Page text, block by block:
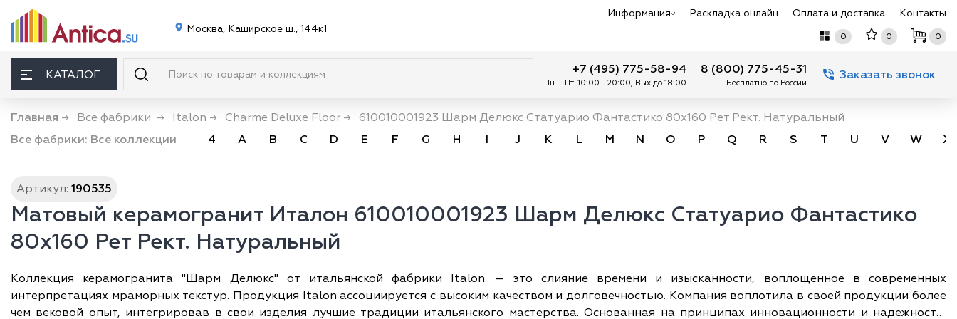
Москва, Каширское ш., 144к1
Информация Раскладка онлайн Оплата и доставка Контакты
0 0 0
КАТАЛОГ +7 (495) 775-58-94
Пн. - Пт. 10:00 - 20:00, Вых до 18:00
8 (800) 775-45-31
Бесплатно по России
Заказать звонок
Главная → Все фабрики → Italon → Charme Deluxe Floor →
610010001923 Шарм Делюкс Статуарио Фантастико 80х160 Рет Рект. Натуральный
Все фабрики: Все коллекции 4 A B C D E F G H I J K L M N O P Q R S T U V W X
Артикул: 190535
Матовый керамогранит Италон 610010001923 Шарм Делюкс Статуарио Фантастико
80х160 Рет Рект. Натуральный
Коллекция керамогранита "Шарм Делюкс" от итальянской фабрики Italon — это слияние времени и изысканности, воплощенное в современных
интерпретациях мраморных текстур. Продукция Italon ассоциируется с высоким качеством и долговечностью. Компания воплотила в своей продукции более
чем вековой опыт, интегрировав в свои изделия лучшие традиции итальянского мастерства. Основанная на принципах инновационности и надежности,